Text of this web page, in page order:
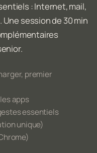
: Internet, mail,
session de 30 min
premier
apps
essentiels
unique)